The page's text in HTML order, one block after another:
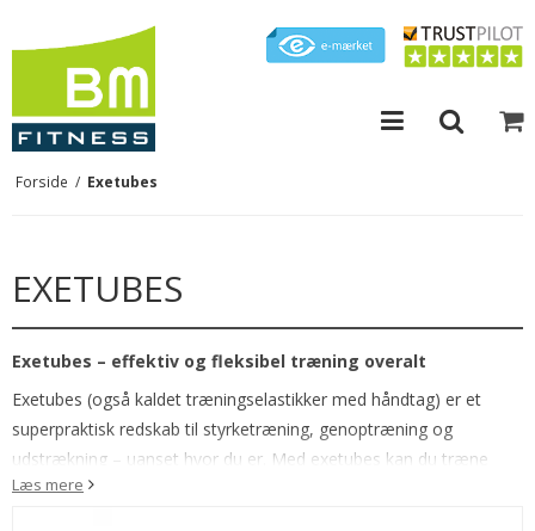
Forside / Exetubes
EXETUBES
Exetubes – effektiv og fleksibel træning overalt
Exetubes (også kaldet træningselastikker med håndtag) er et
superpraktisk redskab til styrketræning, genoptræning og
udstrækning – uanset hvor du er. Med exetubes kan du træne
hele kroppen, forbedre din mobilitet og opbygge muskelstyrke
Læs mere